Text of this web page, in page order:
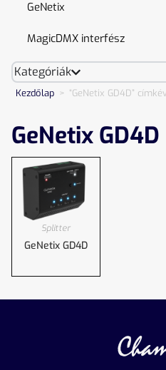
GeNetix
MagicDMX interfész
Kategóriák
Kezdőlap > “GeNetix GD4D”
GeNetix GD4D
Splitter
GeNetix GD4D